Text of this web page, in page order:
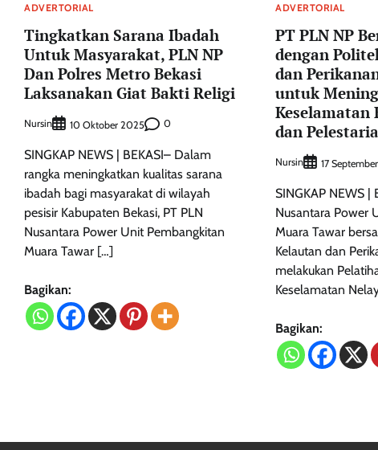
ADVERTORIAL
Tingkatkan Sarana Ibadah
Untuk Masyarakat, PLN NP
Dan Polres Metro Bekasi
Laksanakan Giat Bakti Religi
Nursin 10 Oktober 2025 0
SINGKAP NEWS | BEKASI– Dalam
rangka meningkatkan kualitas sarana
ibadah bagi masyarakat di wilayah
pesisir Kabupaten Bekasi, PT PLN
Nusantara Power Unit Pembangkitan
Muara Tawar […]
Bagikan:
ADVERTORIAL
PT PLN NP
dengan
dan
untuk
Keselamatan
dan
Nursin 17
SINGKAP NEWS |
Nusantara Power
Muara Tawar
Kelautan dan
melakukan
Keselamatan
Bagikan: